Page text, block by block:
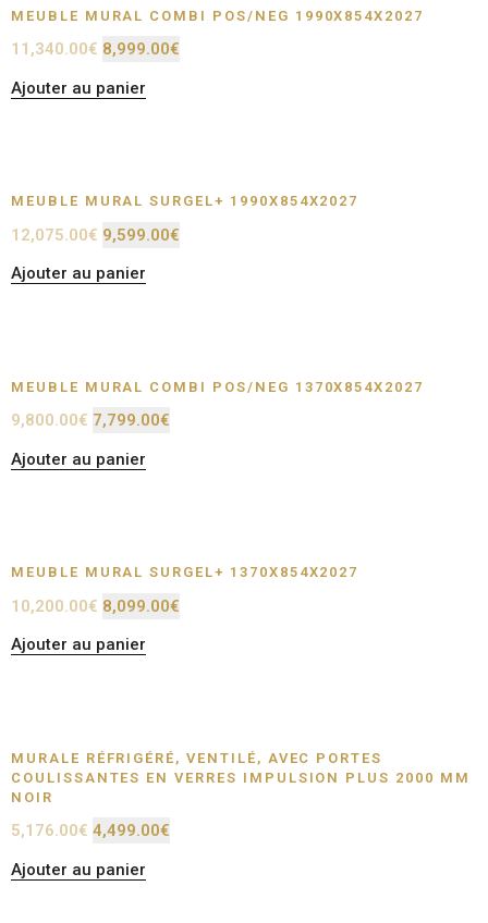
MEUBLE MURAL COMBI POS/NEG 1990X854X2027
11,340.00€ 8,999.00€
Ajouter au panier
MEUBLE MURAL SURGEL+ 1990X854X2027
12,075.00€ 9,599.00€
Ajouter au panier
MEUBLE MURAL COMBI POS/NEG 1370X854X2027
9,800.00€ 7,799.00€
Ajouter au panier
MEUBLE MURAL SURGEL+ 1370X854X2027
10,200.00€ 8,099.00€
Ajouter au panier
MURALE RÉFRIGÉRÉ, VENTILÉ, AVEC PORTES
COULISSANTES EN VERRES IMPULSION PLUS 2000 MM
NOIR
5,176.00€ 4,499.00€
Ajouter au panier